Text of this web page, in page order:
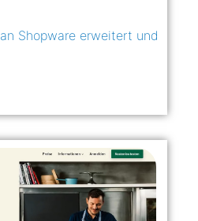
Shopware erweitert und